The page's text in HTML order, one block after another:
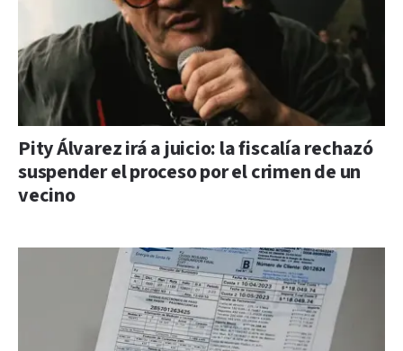
Pity Álvarez irá a juicio: la fiscalía rechazó
suspender el proceso por el crimen de un
vecino